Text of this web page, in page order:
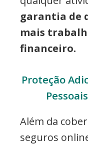
garantia de
mais
financeiro.
Proteção
Além da
seguros